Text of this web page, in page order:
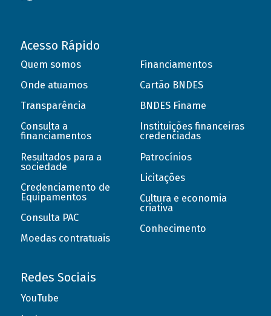
Acesso Rápido
Quem somos
Onde atuamos
Transparência
Consulta a
financiamentos
Resultados para a
sociedade
Credenciamento de
Equipamentos
Consulta PAC
Moedas contratuais
Financiamentos
Cartão BNDES
BNDES Finame
Instituições financeiras
credenciadas
Patrocínios
Licitações
Cultura e economia
criativa
Conhecimento
Redes Sociais
YouTube